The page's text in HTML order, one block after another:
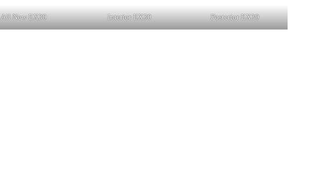
All New EX30 Interior EX30 Posterior EX30